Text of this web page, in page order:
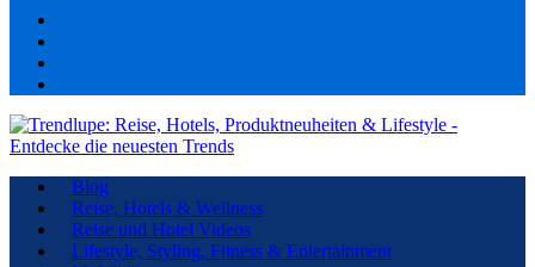
Blog
Reise, Hotels & Wellness
Reise und Hotel Videos
Lifestyle, Styling, Fitness & Entertainment